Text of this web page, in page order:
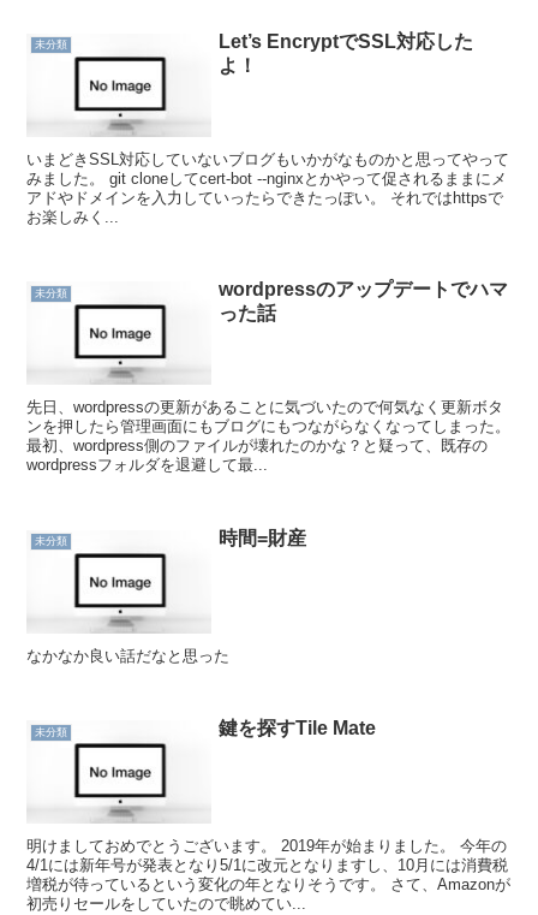
未分類
Let’s EncryptでSSL対応した
よ！
いまどきSSL対応していないブログもいかがなものかと思ってやって
みました。 git cloneしてcert-bot --nginxとかやって促されるままにメ
アドやドメインを入力していったらできたっぽい。 それではhttpsで
お楽しみく...
未分類
wordpressのアップデートでハマ
った話
先日、wordpressの更新があることに気づいたので何気なく更新ボタ
ンを押したら管理画面にもブログにもつながらなくなってしまった。
最初、wordpress側のファイルが壊れたのかな？と疑って、既存の
wordpressフォルダを退避して最...
未分類 時間=財産
なかなか良い話だなと思った
未分類 鍵を探すTile Mate
明けましておめでとうございます。 2019年が始まりました。 今年の
4/1には新年号が発表となり5/1に改元となりますし、10月には消費税
増税が待っているという変化の年となりそうです。 さて、Amazonが
初売りセールをしていたので眺めてい...